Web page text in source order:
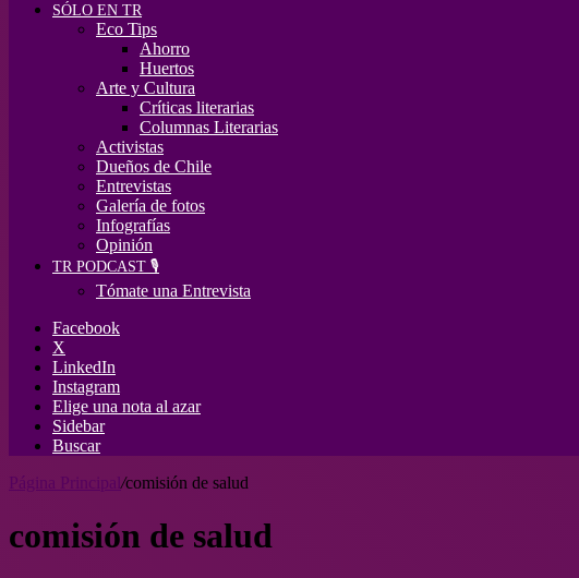
SÓLO EN TR
Eco Tips
Ahorro
Huertos
Arte y Cultura
Críticas literarias
Columnas Literarias
Activistas
Dueños de Chile
Entrevistas
Galería de fotos
Infografías
Opinión
TR PODCAST 🎙️
Tómate una Entrevista
Facebook
X
LinkedIn
Instagram
Elige una nota al azar
Sidebar
Buscar
Página Principal /comisión de salud
comisión de salud